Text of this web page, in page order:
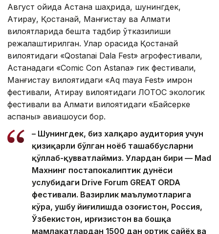
Август ойида Астана шаҳрида, шунингдек,
Атирау, Қостанай, Манғистау ва Алмати
вилоятларида бешта тадбир ўтказилиши
режалаштирилган. Улар орасида Қостанай
вилоятидаги «Qostanai Dala Fest» агрофестивали,
Астанадаги «Comic Con Astana» гик фестивали,
Манғистау вилоятидаги «Aq maya Fest» қимрон
фестивали, Атирау вилоятидаги ЛОТОС экологик
фестивали ва Алмати вилоятидаги «Байсерке
аспаны» авиашоуси бор.
– Шунингдек, биз халқаро аудитория учун
қизиқарли бўлган ноёб ташаббусларни
қўллаб-қувватлаймиз. Улардан бири — Mad
Maxнинг постапокалиптик дунёси
услубидаги Drive Forum GREAT ORDA
фестивали. Вазирлик маълумотларига
кўра, ушбу йиғилишда Қозоғистон, Россия,
Ўзбекистон, Қирғизистон ва бошқа
мамлакатлардан 1500 дан ортиқ сайёҳ ва